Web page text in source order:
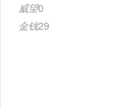
威望0
金钱29